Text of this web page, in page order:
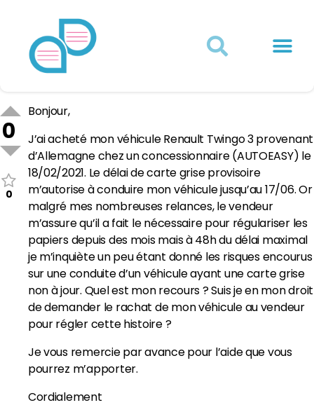
0
0
Bonjour,
J’ai acheté mon véhicule Renault Twingo 3 provenant
d’Allemagne chez un concessionnaire (AUTOEASY) le
18/02/2021. Le délai de carte grise provisoire
m’autorise à conduire mon véhicule jusqu’au 17/06. Or
malgré mes nombreuses relances, le vendeur
m’assure qu’il a fait le nécessaire pour régulariser les
papiers depuis des mois mais à 48h du délai maximal
je m’inquiète un peu étant donné les risques encourus
sur une conduite d’un véhicule ayant une carte grise
non à jour. Quel est mon recours ? Suis je en mon droit
de demander le rachat de mon véhicule au vendeur
pour régler cette histoire ?
Je vous remercie par avance pour l’aide que vous
pourrez m’apporter.
Cordialement